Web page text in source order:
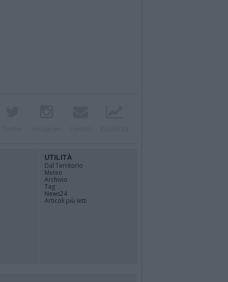
UTILITÀ
Dal Territorio
Meteo
Archivio
Tag
News24
Articoli più letti